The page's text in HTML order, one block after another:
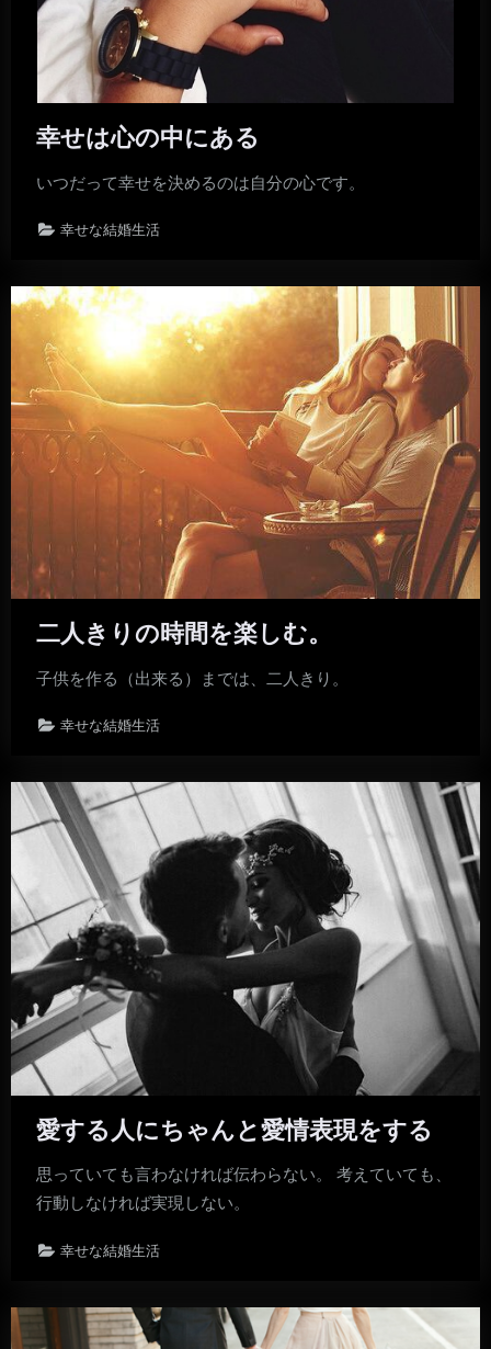
幸せは心の中にある
いつだって幸せを決めるのは自分の心です。
幸せな結婚生活
二人きりの時間を楽しむ。
子供を作る（出来る）までは、二人きり。
幸せな結婚生活
愛する人にちゃんと愛情表現をする
思っていても言わなければ伝わらない。 考えていても、
行動しなければ実現しない。
幸せな結婚生活